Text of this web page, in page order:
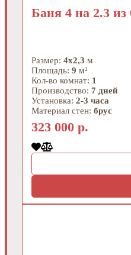
Баня 4 на 2.3 из
Размер: 4х2,3 м
Площадь: 9 м²
Кол-во комнат: 1
Производство: 7 дней
Установка: 2-3 часа
Материал стен: брус
323 000 р.